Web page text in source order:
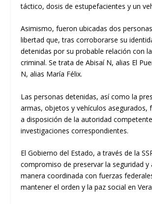
táctico, dosis de estupefacientes y un
Asimismo, fueron ubicadas dos
libertad que, tras corroborarse su
detenidas por su probable relación con
criminal. Se trata de Abisaí N, alias El
N, alias María Félix.
Las personas detenidas, así como la
armas, objetos y vehículos asegurados,
a disposición de la autoridad
investigaciones correspondientes.
El Gobierno del Estado, a través de la
compromiso de preservar la seguridad y
manera coordinada con fuerzas
mantener el orden y la paz social en